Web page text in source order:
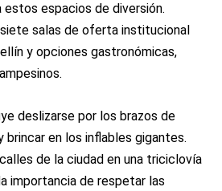
espacios de diversión.
salas de oferta institucional
y opciones gastronómicas,
deslizarse por los brazos de
brincar en los inflables gigantes.
de la ciudad en una triciclovía
importancia de respetar las